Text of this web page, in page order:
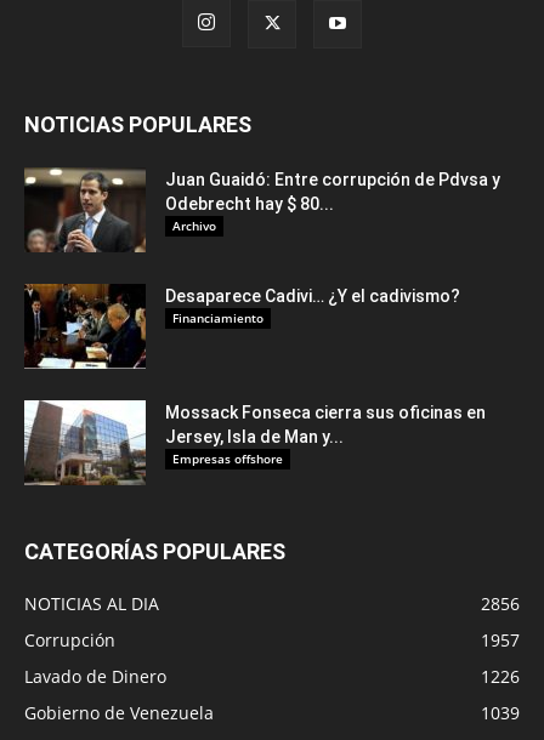
NOTICIAS POPULARES
Juan Guaidó: Entre corrupción de Pdvsa y
Odebrecht hay $ 80...
Archivo
Desaparece Cadivi… ¿Y el cadivismo?
Financiamiento
Mossack Fonseca cierra sus oficinas en
Jersey, Isla de Man y...
Empresas offshore
CATEGORÍAS POPULARES
NOTICIAS AL DIA
2856
Corrupción
1957
Lavado de Dinero
1226
Gobierno de Venezuela
1039